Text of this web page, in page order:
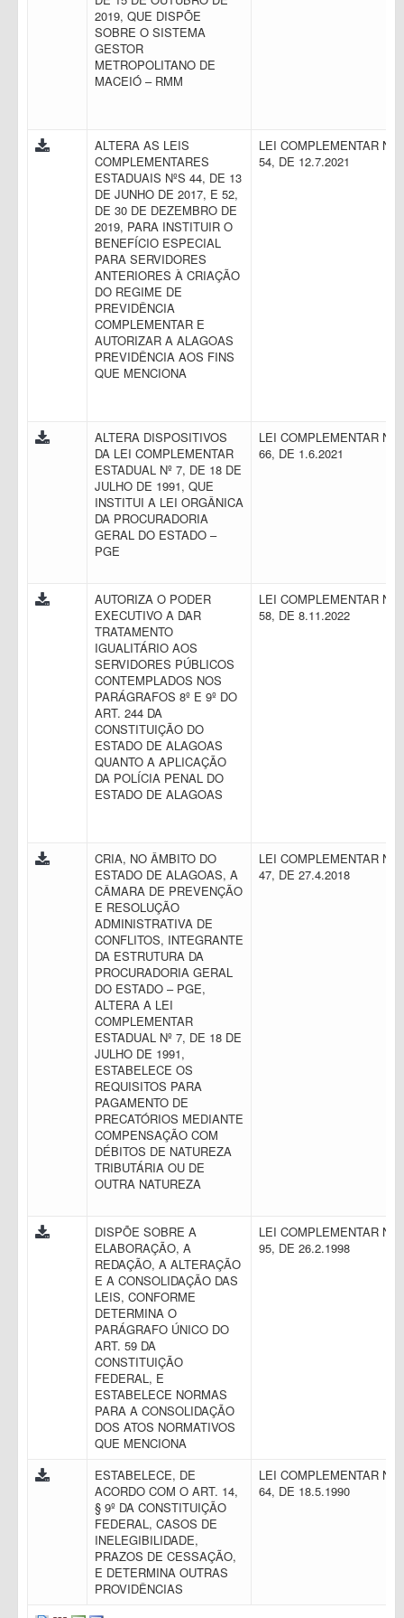
2019, QUE DISPÕE
SOBRE O SISTEMA
GESTOR
METROPOLITANO DE
MACEIÓ – RMM
ALTERA AS LEIS
COMPLEMENTARES
ESTADUAIS NºS 44, DE 13
DE JUNHO DE 2017, E 52,
DE 30 DE DEZEMBRO DE
2019, PARA INSTITUIR O
BENEFÍCIO ESPECIAL
PARA SERVIDORES
ANTERIORES À CRIAÇÃO
DO REGIME DE
PREVIDÊNCIA
COMPLEMENTAR E
AUTORIZAR A ALAGOAS
PREVIDÊNCIA AOS FINS
QUE MENCIONA
LEI COMPLEMENTAR N.
54, DE 12.7.2021
ALTERA DISPOSITIVOS
DA LEI COMPLEMENTAR
ESTADUAL Nº 7, DE 18 DE
JULHO DE 1991, QUE
INSTITUI A LEI ORGÂNICA
DA PROCURADORIA
GERAL DO ESTADO –
PGE
LEI COMPLEMENTAR N.
66, DE 1.6.2021
AUTORIZA O PODER
EXECUTIVO A DAR
TRATAMENTO
IGUALITÁRIO AOS
SERVIDORES PÚBLICOS
CONTEMPLADOS NOS
PARÁGRAFOS 8º E 9º DO
ART. 244 DA
CONSTITUIÇÃO DO
ESTADO DE ALAGOAS
QUANTO A APLICAÇÃO
DA POLÍCIA PENAL DO
ESTADO DE ALAGOAS
LEI COMPLEMENTAR N.
58, DE 8.11.2022
CRIA, NO ÂMBITO DO
ESTADO DE ALAGOAS, A
CÂMARA DE PREVENÇÃO
E RESOLUÇÃO
ADMINISTRATIVA DE
CONFLITOS, INTEGRANTE
DA ESTRUTURA DA
PROCURADORIA GERAL
DO ESTADO – PGE,
ALTERA A LEI
COMPLEMENTAR
ESTADUAL Nº 7, DE 18 DE
JULHO DE 1991,
ESTABELECE OS
REQUISITOS PARA
PAGAMENTO DE
PRECATÓRIOS MEDIANTE
COMPENSAÇÃO COM
DÉBITOS DE NATUREZA
TRIBUTÁRIA OU DE
OUTRA NATUREZA
LEI COMPLEMENTAR N.
47, DE 27.4.2018
DISPÕE SOBRE A
ELABORAÇÃO, A
REDAÇÃO, A ALTERAÇÃO
E A CONSOLIDAÇÃO DAS
LEIS, CONFORME
DETERMINA O
PARÁGRAFO ÚNICO DO
ART. 59 DA
CONSTITUIÇÃO
FEDERAL, E
ESTABELECE NORMAS
PARA A CONSOLIDAÇÃO
DOS ATOS NORMATIVOS
QUE MENCIONA
LEI COMPLEMENTAR N.
95, DE 26.2.1998
ESTABELECE, DE
ACORDO COM O ART. 14,
§ 9º DA CONSTITUIÇÃO
FEDERAL, CASOS DE
INELEGIBILIDADE,
PRAZOS DE CESSAÇÃO,
E DETERMINA OUTRAS
PROVIDÊNCIAS
LEI COMPLEMENTAR N.
64, DE 18.5.1990